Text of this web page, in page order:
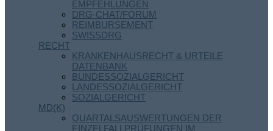
EMPFEHLUNGEN
DRG-CHAT/FORUM
REIMBURSEMENT
SWISSDRG
RECHT
KRANKENHAUSRECHT & URTEILE
DATENBANK
BUNDESSOZIALGERICHT
LANDESSOZIALGERICHT
SOZIALGERICHT
MD(K)
QUARTALSAUSWERTUNGEN DER
EINZELFALLPRÜFUNGEN IM